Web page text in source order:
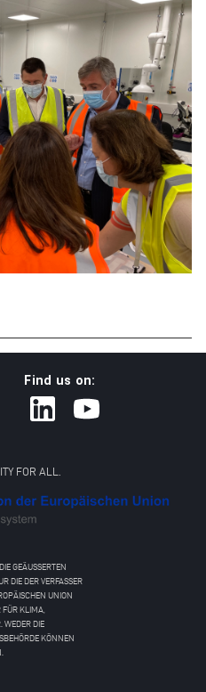
Find us on:
FOR ALL.
GEÄUSSERTEN
DIE DER VERFASSER
UNION
FÜR KLIMA,
WEDER DIE
KÖNNEN